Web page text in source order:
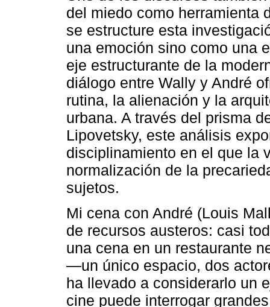
del miedo como herramienta
se estructure esta
una emoción sino como una
eje estructurante de la
diálogo entre Wally y André
rutina, la alienación y la
urbana. A través del prisma
Lipovetsky, este análisis
disciplinamiento en el que la
normalización de la
sujetos.
Mi cena con André (Louis
de recursos austeros: casi
una cena en un restaurante
—un único espacio, dos
ha llevado a considerarlo un
cine puede interrogar